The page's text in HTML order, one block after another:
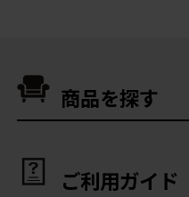
商品を探す
ご利用ガイド